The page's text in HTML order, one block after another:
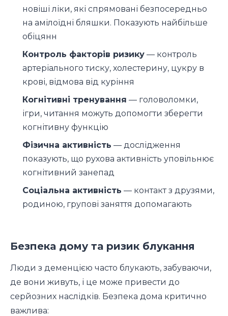
новіші ліки, які спрямовані безпосередньо
на амілоїдні бляшки. Показують найбільше
обіцянн
Контроль факторів ризику — контроль
артеріального тиску, холестерину, цукру в
крові, відмова від куріння
Когнітивні тренування — головоломки,
ігри, читання можуть допомогти зберегти
когнітивну функцію
Фізична активність — дослідження
показують, що рухова активність уповільнює
когнітивний занепад
Соціальна активність — контакт з друзями,
родиною, групові заняття допомагають
Безпека дому та ризик блукання
Люди з деменцією часто блукають, забуваючи,
де вони живуть, і це може привести до
серйозних наслідків. Безпека дома критично
важлива: